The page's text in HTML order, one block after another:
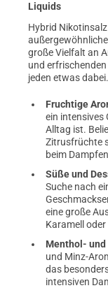
Liquids
Hybrid
große Vielfalt an
und
jeden etwas
Fruchtige
ein intensives
Alltag ist.
Zitrusfrüchte
beim
Süße und
Suche nach
eine große
Karamell
Menthol-
und Minz-
das
intensiven